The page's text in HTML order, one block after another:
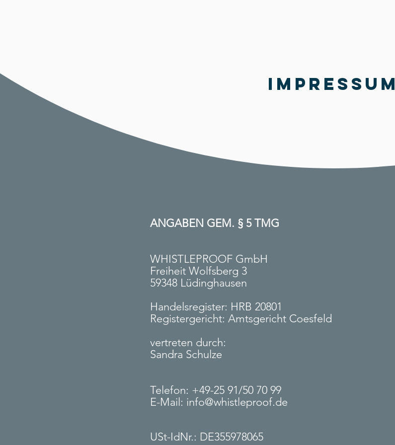
IMPRESSUM
ANGABEN GEM. § 5 TMG
WHISTLEPROOF GmbH
Freiheit Wolfsberg 3
59348 Lüdinghausen
Handelsregister: HRB 20801
Registergericht: Amtsgericht Coesfeld
vertreten durch:
Sandra Schulze
Telefon: +49-25 91/50 70 99
E-Mail: info@whistleproof.de
USt-IdNr.: DE355978065